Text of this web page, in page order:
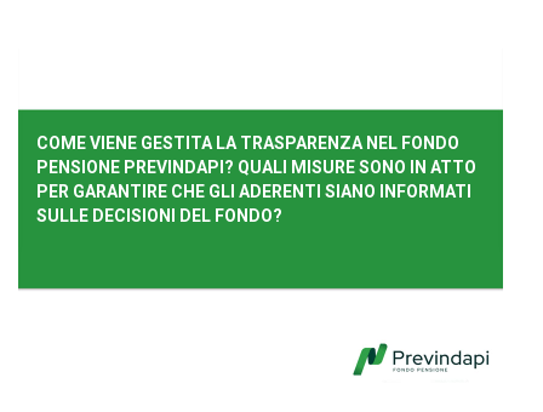
COME VIENE GESTITA LA TRASPARENZA NEL FONDO
PENSIONE PREVINDAPI? QUALI MISURE SONO IN ATTO
PER GARANTIRE CHE GLI ADERENTI SIANO INFORMATI
SULLE DECISIONI DEL FONDO?